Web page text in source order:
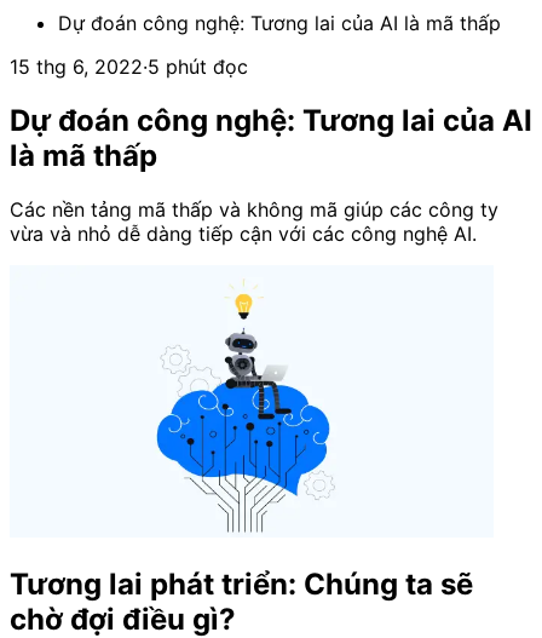
Dự đoán công nghệ: Tương lai của AI là mã thấp
15 thg 6, 2022·5 phút đọc
Dự đoán công nghệ: Tương lai của AI
là mã thấp
Các nền tảng mã thấp và không mã giúp các công ty
vừa và nhỏ dễ dàng tiếp cận với các công nghệ AI.
Tương lai phát triển: Chúng ta sẽ
chờ đợi điều gì?